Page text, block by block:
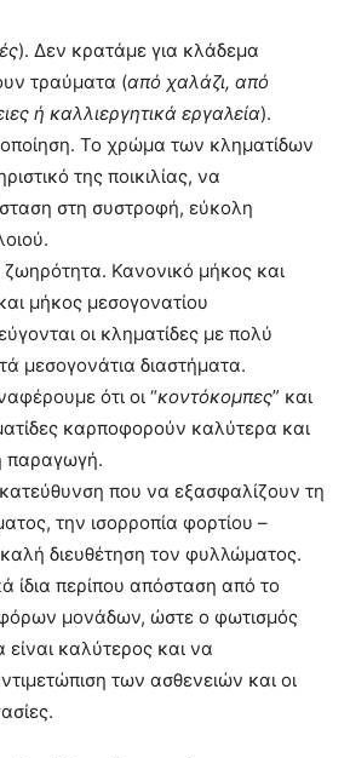
). Δεν κρατάμε για κλάδεμα
τραύματα (από χαλάζι, από
ή καλλιεργητικά εργαλεία).
Το χρώμα των κληματίδων
της ποικιλίας, να
στη συστροφή, εύκολη
Κανονικό μήκος και
μήκος μεσογονατίου
οι κληματίδες με πολύ
μεσογονάτια διαστήματα.
ότι οι “κοντόκομπες” και
καρποφορούν καλύτερα και
παραγωγή.
που να εξασφαλίζουν τη
την ισορροπία φορτίου –
διευθέτηση τον φυλλώματος.
ίδια περίπου απόσταση από το
μονάδων, ώστε ο φωτισμός
καλύτερος και να
των ασθενειών και οι